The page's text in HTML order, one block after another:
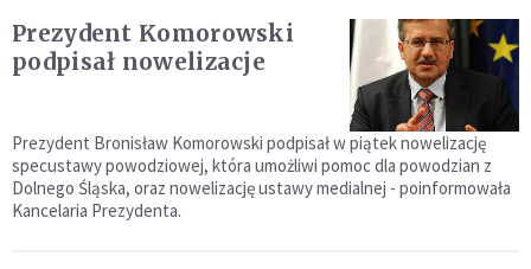
Prezydent Komorowski
podpisał nowelizacje
Prezydent Bronisław Komorowski podpisał w piątek nowelizację
specustawy powodziowej, która umożliwi pomoc dla powodzian z
Dolnego Śląska, oraz nowelizację ustawy medialnej - poinformowała
Kancelaria Prezydenta.